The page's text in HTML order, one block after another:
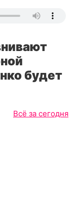
будет
Всё за сегодня